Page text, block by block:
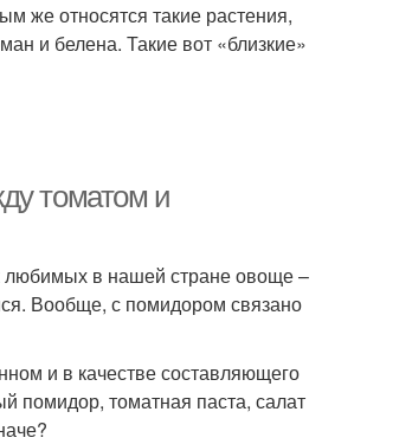
же относятся такие растения,
и белена. Такие вот «близкие»
томатом и
любимых в нашей стране овоще –
Вообще, с помидором связано
и в качестве составляющего
помидор, томатная паста, салат